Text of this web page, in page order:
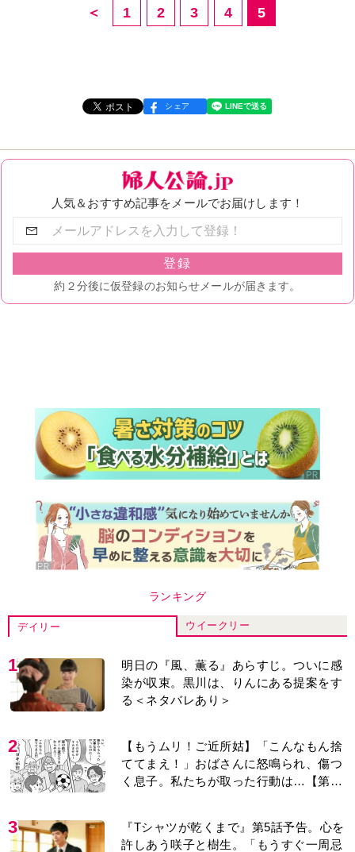
＜ 1 2 3 4 5
シェア
ランキング
デイリー ウイークリー
1
明日の『風、薫る』あらすじ。ついに感
染が収束。黒川は、りんにある提案をす
る＜ネタバレあり＞
2
【もうムリ！ご近所姑】「こんなもん捨
ててまえ！」おばさんに怒鳴られ、傷つ
く息子。私たちが取った行動は…【第3
3
『Tシャツが乾くまで』第5話予告。心を
許しあう咲子と樹生。「もうすぐ一周忌